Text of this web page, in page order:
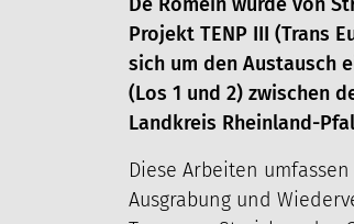
Projekt TENP III (Trans
sich um den Austausch
(Los 1 und 2) zwischen
Landkreis Rheinland-
Diese Arbeiten
Ausgrabung und